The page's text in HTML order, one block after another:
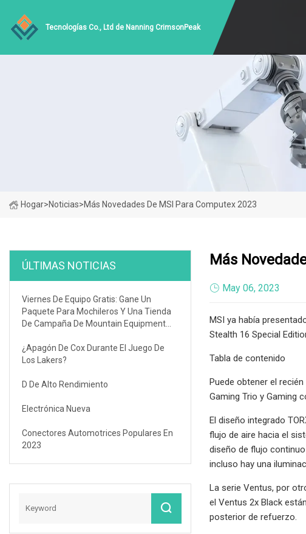
Tecnologías Co., Ltd de Nanning CrimsonPeak
Hogar>Noticias>Más Novedades De MSI Para Computex 2023
ÚLTIMAS NOTICIAS
Viernes De Equipo Gratis: Gane Un
Paquete Para Mochileros Y Una Tienda
De Campaña De Mountain Equipment
¿Apagón De Cox Durante El Juego De
Los Lakers?
D De Alto Rendimiento
Electrónica Nueva
Conectores Automotrices Populares En
2023
Más
May 06, 2023
MSI ya había
Stealth 16 Special
Tabla de contenido
Puede obtener el
Gaming Trio y Gaming
El diseño integrado
flujo de aire hacia el
diseño de flujo
incluso hay una
La serie Ventus, por
el Ventus 2x Black
posterior de refuerzo.